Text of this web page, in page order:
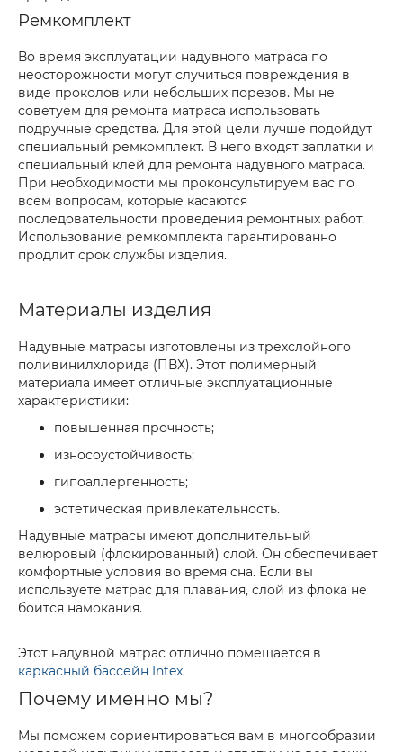
Ремкомплект
Во время эксплуатации надувного матраса по
неосторожности могут случиться повреждения в
виде проколов или небольших порезов. Мы не
советуем для ремонта матраса использовать
подручные средства. Для этой цели лучше подойдут
специальный ремкомплект. В него входят заплатки и
специальный клей для ремонта надувного матраса.
При необходимости мы проконсультируем вас по
всем вопросам, которые касаются
последовательности проведения ремонтных работ.
Использование ремкомплекта гарантированно
продлит срок службы изделия.
Материалы изделия
Надувные матрасы изготовлены из трехслойного
поливинилхлорида (ПВХ). Этот полимерный
материала имеет отличные эксплуатационные
характеристики:
повышенная прочность;
износоустойчивость;
гипоаллергенность;
эстетическая привлекательность.
Надувные матрасы имеют дополнительный
велюровый (флокированный) слой. Он обеспечивает
комфортные условия во время сна. Если вы
используете матрас для плавания, слой из флока не
боится намокания.
Этот надувной матрас отлично помещается в
каркасный бассейн Intex.
Почему именно мы?
Мы поможем сориентироваться вам в многообразии